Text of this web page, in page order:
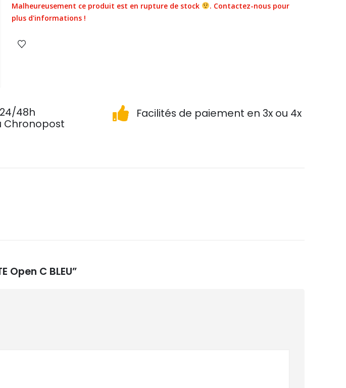
Malheureusement ce produit est en rupture de stock
. Contactez-nous pour
plus d'informations !
48h
Chronopost
Facilités de paiement en 3x ou 4x
C BLEU”